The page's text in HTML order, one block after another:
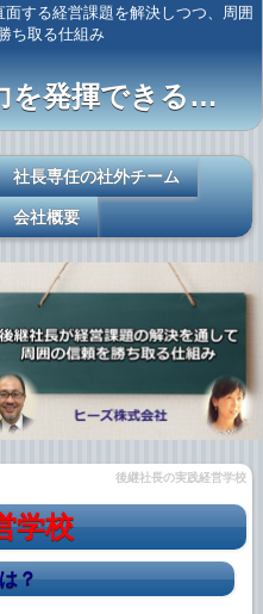
する経営課題を解決しつつ、周囲
ち取る仕組み
自然体で経営者が力を発揮できるレールを敷く
社長専任の社外チーム
会社概要
後継社長の実践経営学校
学校
？